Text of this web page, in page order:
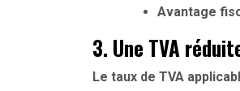
Avantage
3. Une TVA
Le taux de TVA